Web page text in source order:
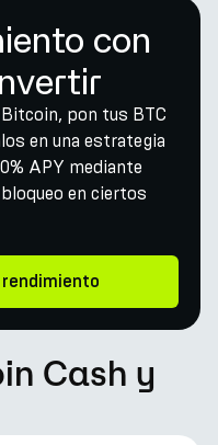
con
pon tus BTC
en una estrategia
APY mediante
en ciertos
Cash y